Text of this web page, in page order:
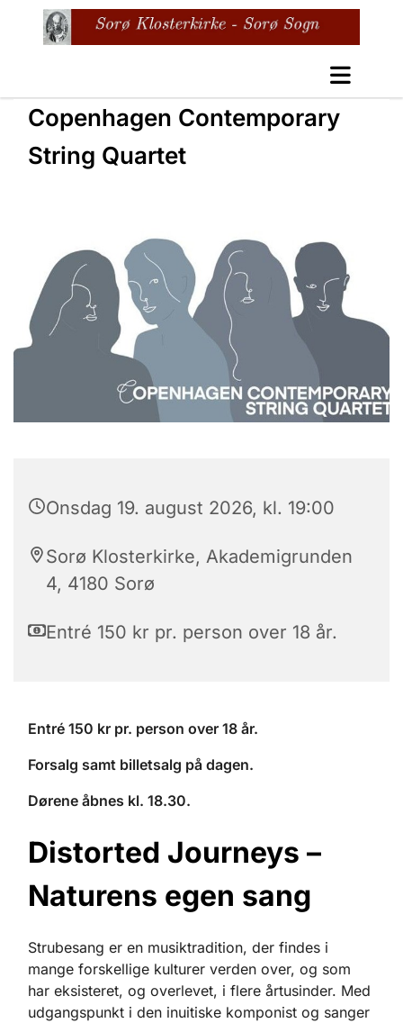
Copenhagen Contemporary
String Quartet
Onsdag 19. august 2026, kl. 19:00
Sorø Klosterkirke, Akademigrunden
4, 4180 Sorø
Entré 150 kr pr. person over 18 år.
Entré 150 kr pr. person over 18 år.
Forsalg samt billetsalg på dagen.
Dørene åbnes kl. 18.30.
Distorted Journeys –
Naturens egen sang
Strubesang er en musiktradition, der findes i
mange forskellige kulturer verden over, og som
har eksisteret, og overlevet, i flere årtusinder. Med
udgangspunkt i den inuitiske komponist og sanger